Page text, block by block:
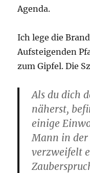
Agenda.
Ich lege die
Aufsteigenden
zum Gipfel. Die
Als du dich
näherst,
einige
Mann in der
verzweifelt